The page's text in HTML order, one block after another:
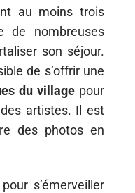
au moins trois
de nombreuses
son séjour.
de s’offrir une
du village pour
artistes. Il est
des photos en
s’émerveiller